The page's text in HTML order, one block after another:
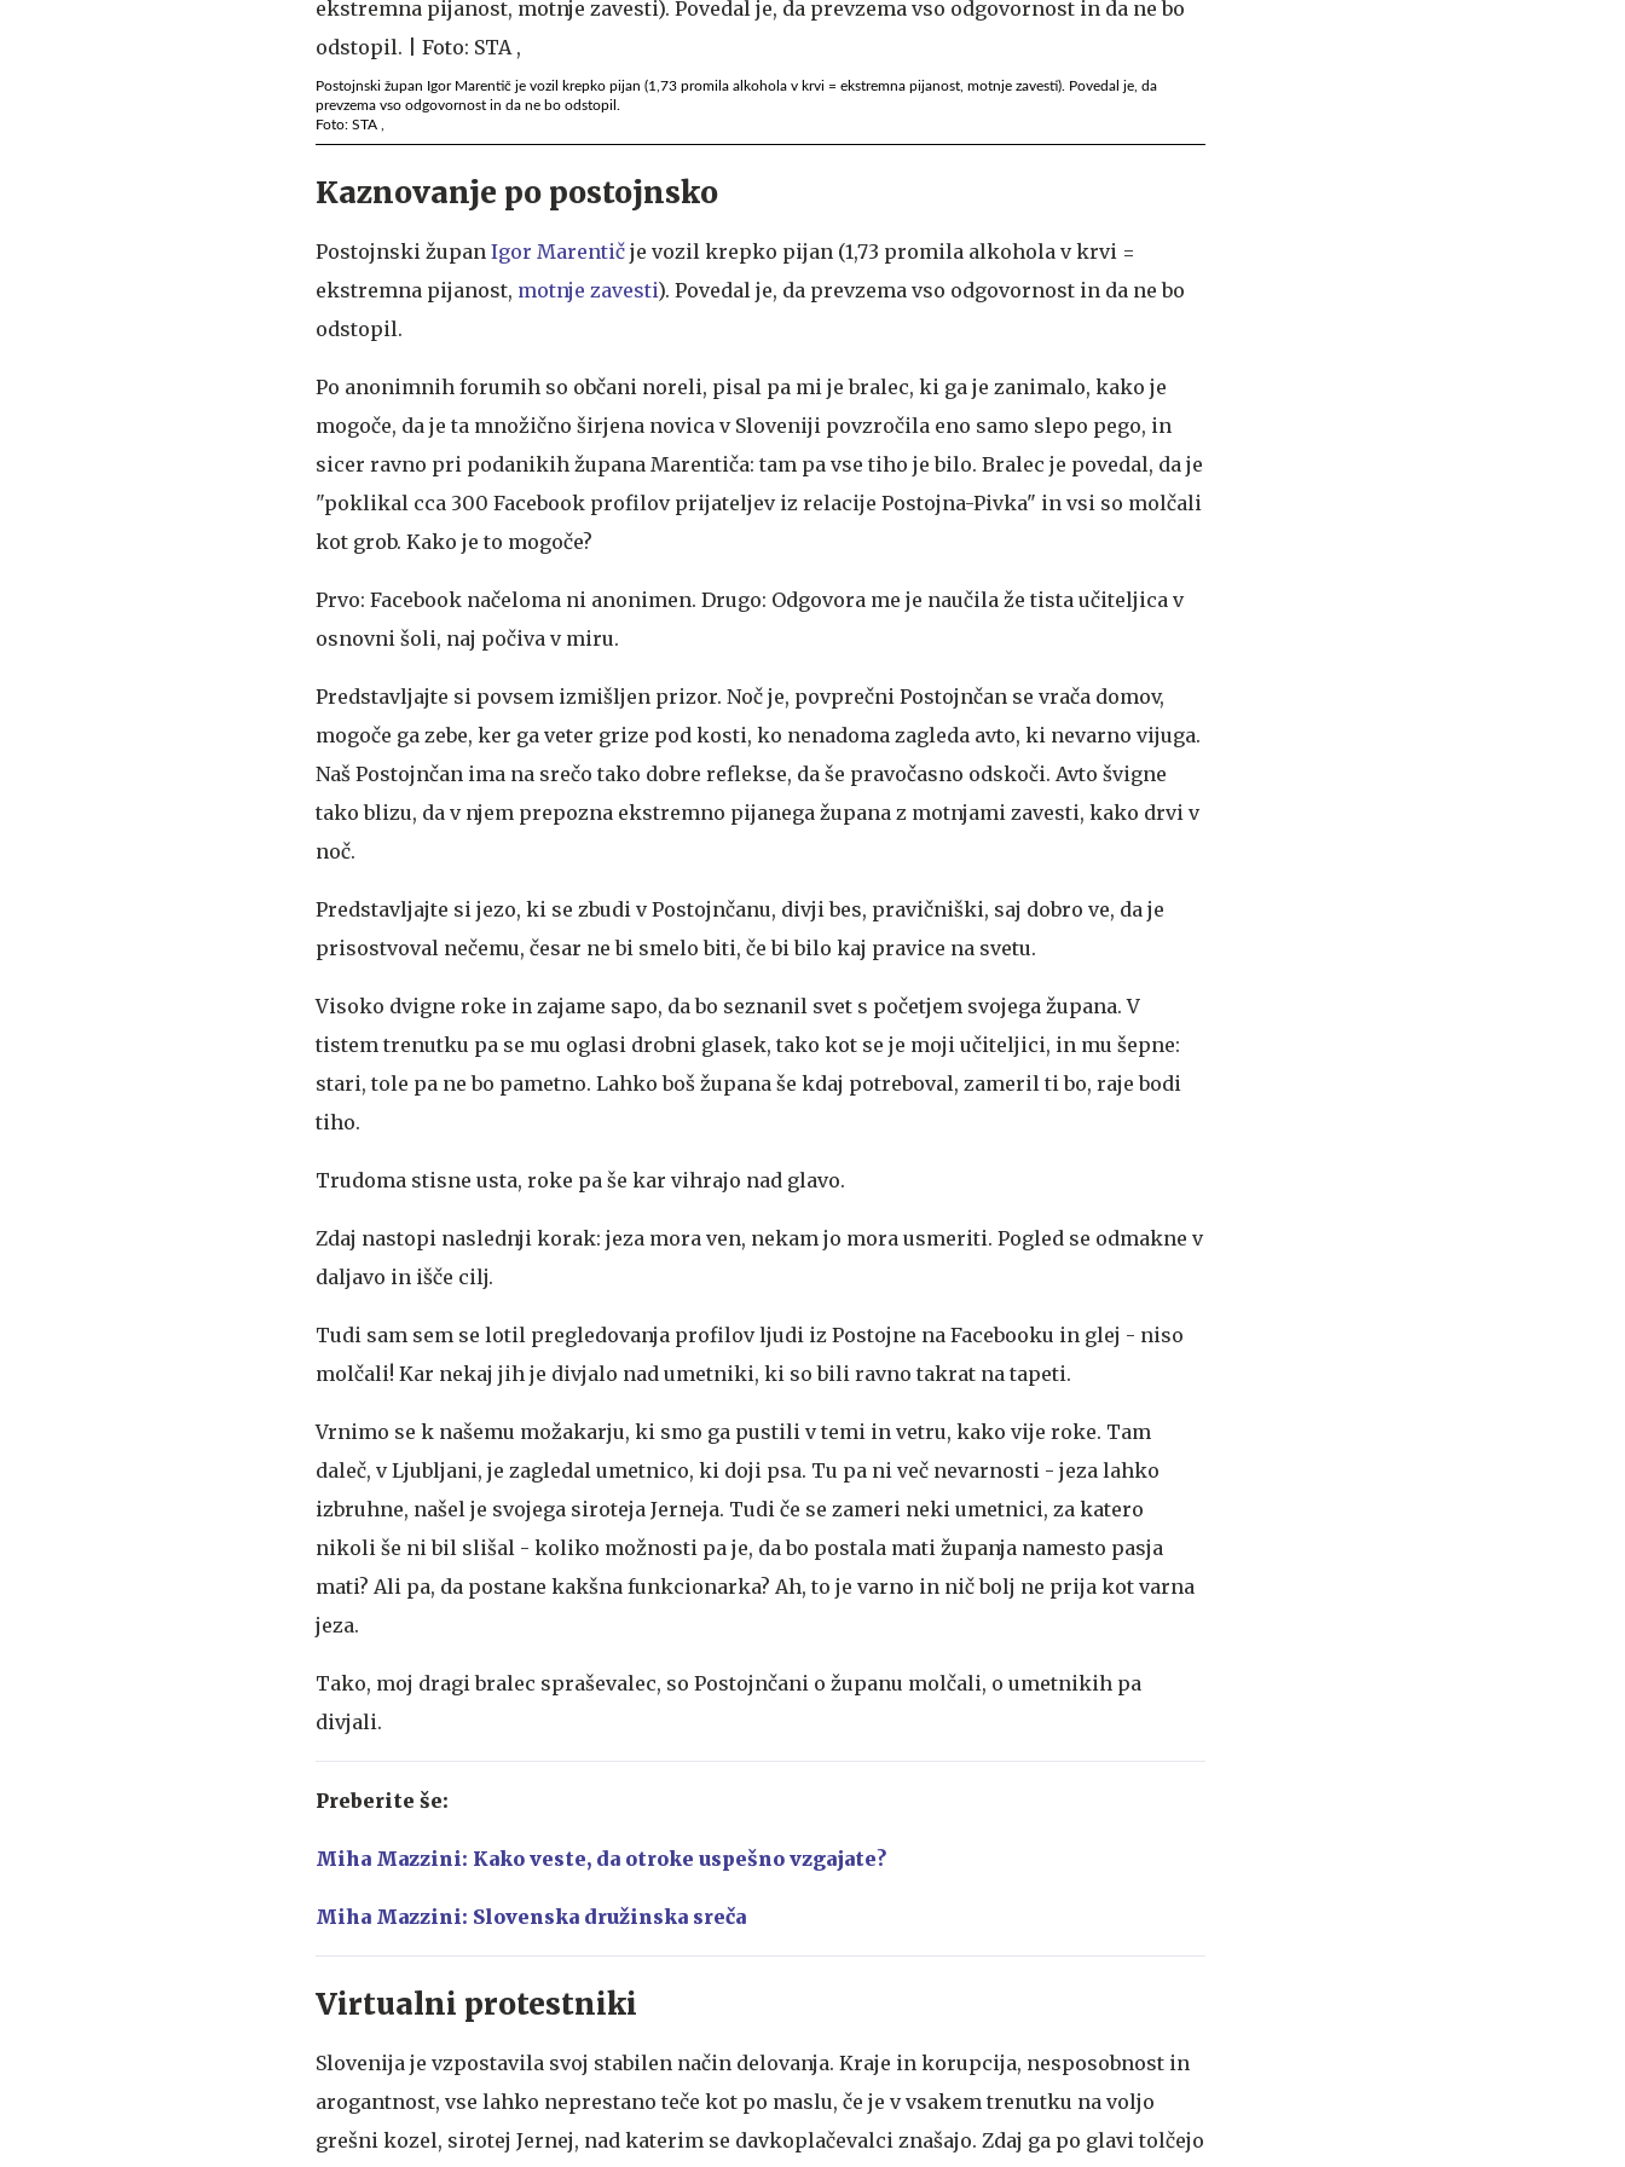
Postojnski župan Igor Marentič je vozil krepko pijan (1,73 promila alkohola v krvi = ekstremna pijanost, motnje zavesti). Povedal je, da
prevzema vso odgovornost in da ne bo odstopil.
Foto: STA ,
Kaznovanje po postojnsko
Postojnski župan Igor Marentič je vozil krepko pijan (1,73 promila alkohola v krvi =
ekstremna pijanost, motnje zavesti). Povedal je, da prevzema vso odgovornost in da ne bo
odstopil.
Po anonimnih forumih so občani noreli, pisal pa mi je bralec, ki ga je zanimalo, kako je
mogoče, da je ta množično širjena novica v Sloveniji povzročila eno samo slepo pego, in
sicer ravno pri podanikih župana Marentiča: tam pa vse tiho je bilo. Bralec je povedal, da je
"poklikal cca 300 Facebook profilov prijateljev iz relacije Postojna-Pivka" in vsi so molčali
kot grob. Kako je to mogoče?
Prvo: Facebook načeloma ni anonimen. Drugo: Odgovora me je naučila že tista učiteljica v
osnovni šoli, naj počiva v miru.
Predstavljajte si povsem izmišljen prizor. Noč je, povprečni Postojnčan se vrača domov,
mogoče ga zebe, ker ga veter grize pod kosti, ko nenadoma zagleda avto, ki nevarno vijuga.
Naš Postojnčan ima na srečo tako dobre reflekse, da še pravočasno odskoči. Avto švigne
tako blizu, da v njem prepozna ekstremno pijanega župana z motnjami zavesti, kako drvi v
noč.
Predstavljajte si jezo, ki se zbudi v Postojnčanu, divji bes, pravičniški, saj dobro ve, da je
prisostvoval nečemu, česar ne bi smelo biti, če bi bilo kaj pravice na svetu.
Visoko dvigne roke in zajame sapo, da bo seznanil svet s početjem svojega župana. V
tistem trenutku pa se mu oglasi drobni glasek, tako kot se je moji učiteljici, in mu šepne:
stari, tole pa ne bo pametno. Lahko boš župana še kdaj potreboval, zameril ti bo, raje bodi
tiho.
Trudoma stisne usta, roke pa še kar vihrajo nad glavo.
Zdaj nastopi naslednji korak: jeza mora ven, nekam jo mora usmeriti. Pogled se odmakne v
daljavo in išče cilj.
Tudi sam sem se lotil pregledovanja profilov ljudi iz Postojne na Facebooku in glej - niso
molčali! Kar nekaj jih je divjalo nad umetniki, ki so bili ravno takrat na tapeti.
Vrnimo se k našemu možakarju, ki smo ga pustili v temi in vetru, kako vije roke. Tam
daleč, v Ljubljani, je zagledal umetnico, ki doji psa. Tu pa ni več nevarnosti - jeza lahko
izbruhne, našel je svojega siroteja Jerneja. Tudi če se zameri neki umetnici, za katero
nikoli še ni bil slišal - koliko možnosti pa je, da bo postala mati županja namesto pasja
mati? Ali pa, da postane kakšna funkcionarka? Ah, to je varno in nič bolj ne prija kot varna
jeza.
Tako, moj dragi bralec spraševalec, so Postojnčani o županu molčali, o umetnikih pa
divjali.
Preberite še:
Miha Mazzini: Kako veste, da otroke uspešno vzgajate?
Miha Mazzini: Slovenska družinska sreča
Virtualni protestniki
Slovenija je vzpostavila svoj stabilen način delovanja. Kraje in korupcija, nesposobnost in
arogantnost, vse lahko neprestano teče kot po maslu, če je v vsakem trenutku na voljo
grešni kozel, sirotej Jernej, nad katerim se davkoplačevalci znašajo. Zdaj ga po glavi tolčejo